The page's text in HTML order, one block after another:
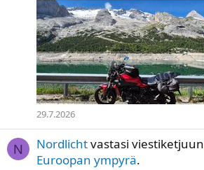
29.7.2026
N Nordlichtvastasi viestiketjuun
Euroopan ympyrä.